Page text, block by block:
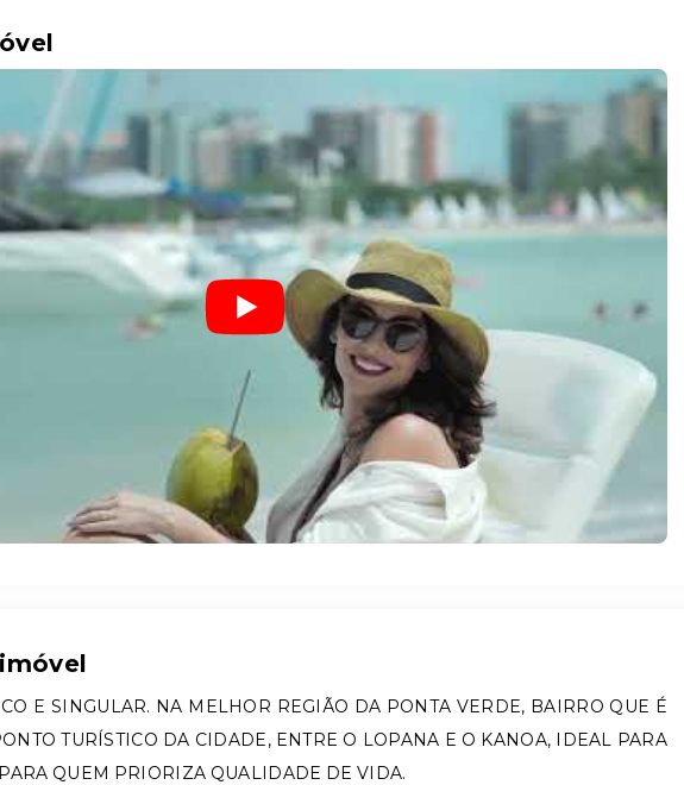
E SINGULAR. NA MELHOR REGIÃO DA PONTA VERDE, BAIRRO QUE É
TURÍSTICO DA CIDADE, ENTRE O LOPANA E O KANOA, IDEAL PARA
QUEM PRIORIZA QUALIDADE DE VIDA.